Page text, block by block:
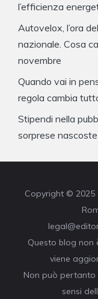
l’efficienza
Autovelox, l’ora
nazionale. Cosa
novembre
Quando vai in
regola cambia
Stipendi nella
sorprese
Copyright © 2025
Questo blog non
viene
Non può
sensi